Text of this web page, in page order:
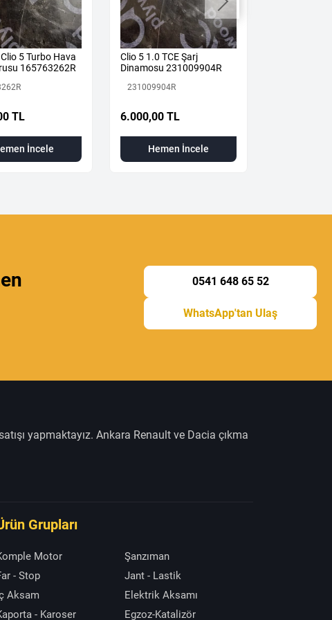
5 Turbo Hava
165763262R
TL
İncele
Clio 5 1.0 TCE Şarj
Dinamosu 231009904R
231009904R
6.000,00 TL
Hemen İncele
0541 648 65 52
WhatsApp'tan Ulaş
yapmaktayız. Ankara Renault ve Dacia çıkma
Grupları
Motor
Şanzıman
- Stop
Jant - Lastik
Aksam
Elektrik Aksamı
- Karoser
Egzoz-Katalizör